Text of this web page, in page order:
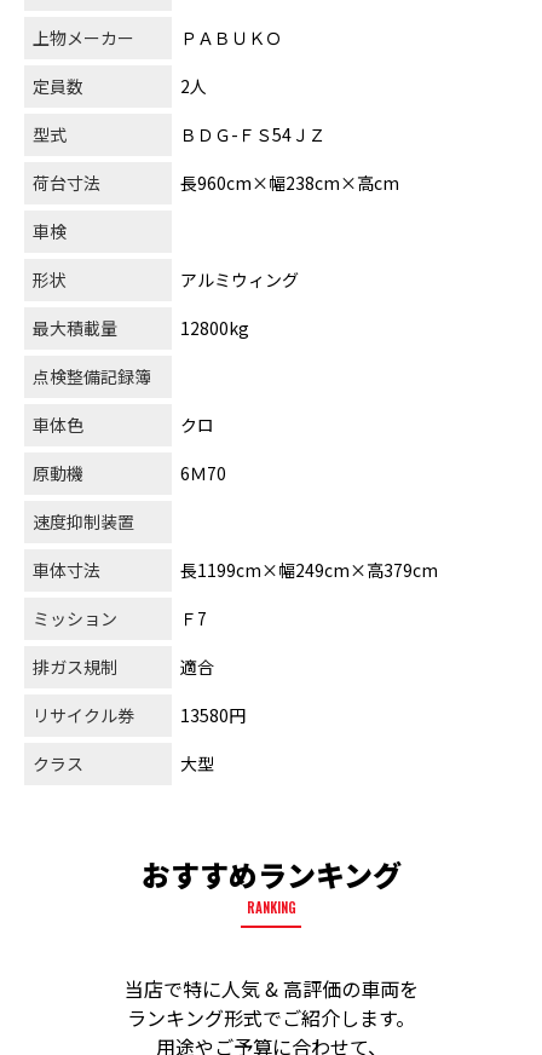
上物メーカー
ＰＡＢＵＫＯ
定員数
2人
型式
ＢＤＧ-ＦＳ54ＪＺ
荷台寸法
長960cm×幅238cm×高cm
車検
形状
アルミウィング
最大積載量
12800kg
点検整備記録簿
車体色
クロ
原動機
6Ｍ70
速度抑制装置
車体寸法
長1199cm×幅249cm×高379cm
ミッション
Ｆ7
排ガス規制
適合
リサイクル券
13580円
クラス
大型
おすすめランキング
RANKING
当店で特に人気 & 高評価の車両を
ランキング形式でご紹介します。
用途やご予算に合わせて、